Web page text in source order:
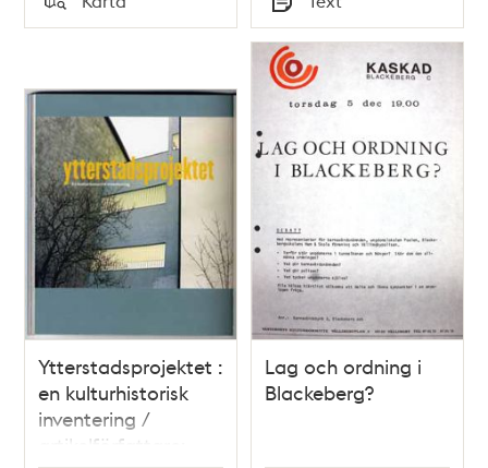
Typ Typ
Ytterstadsprojektet :
en kulturhistorisk
inventering /
artikelförfattare:
Lag och ordning i
Blackeberg?